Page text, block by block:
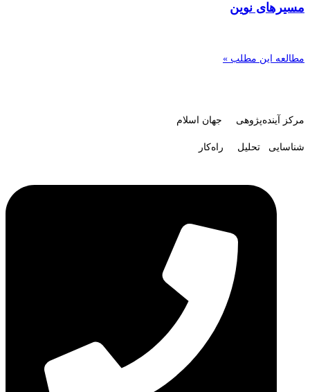
مسیرهای نوین
مطالعه این مطلب »
مرکز آینده‌پژوهی جهان اسلام
شناسایی تحلیل راه‌کار